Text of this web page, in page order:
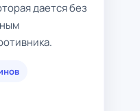
дается без